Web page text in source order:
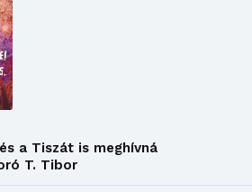
a Tiszát is meghívná
T. Tibor